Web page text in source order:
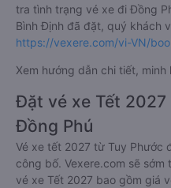
tra tình trạng vé xe đi Đồng
Bình Định đã đặt, quý khách
https://vexere.com/vi-VN/
Xem hướng dẫn chi tiết, minh
Đặt vé xe Tết
Đồng Phú
Vé xe tết 2027 từ Tuy Phước
công bố. Vexere.com sẽ
vé xe Tết 2027 bao gồm giá